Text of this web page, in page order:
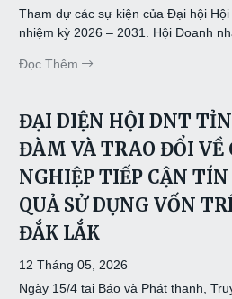
Tham dự các sự kiện của Đại hội
nhiệm kỳ 2026 – 2031. Hội Doanh
Đọc Thêm
ĐẠI DIỆN HỘI DNT
ĐÀM VÀ TRAO ĐỔI VỀ
NGHIỆP TIẾP CẬN
QUẢ SỬ DỤNG VỐN
ĐẮK LẮK
12 Tháng 05, 2026
Ngày 15/4 tại Báo và Phát thanh,